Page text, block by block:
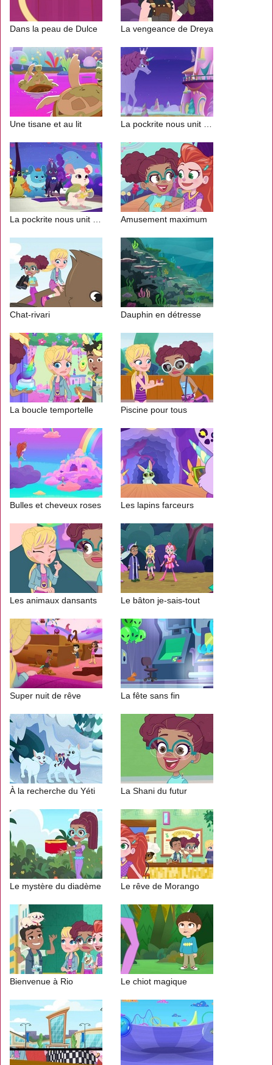
Dans la peau de Dulce La vengeance de Dreya
Une tisane et au lit
Amusement maximum
Chat-rivari Dauphin en détresse
La boucle temportelle Piscine pour tous
Bulles et cheveux roses Les lapins farceurs
Les animaux dansants Le bâton je-sais-tout
Super nuit de rêve La fête sans fin
À la recherche du Yéti La Shani du futur
Le mystère du diadème Le rêve de Morango
Bienvenue à Rio Le chiot magique